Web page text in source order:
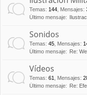
Temas: 144 Mensajes:
Último mensaje:
Sonidos
Temas: 45 Mensajes:
Último mensaje:
Re:
Vídeos
Temas: 61 Mensajes:
Último mensaje:
Re: